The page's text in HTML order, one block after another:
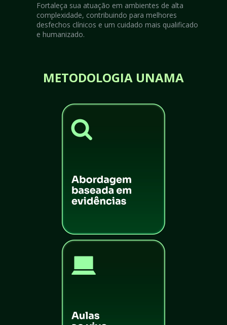
Fortaleça sua atuação em ambientes de alta
complexidade, contribuindo para melhores
desfechos clínicos e um cuidado mais qualificado
e humanizado.
METODOLOGIA UNAMA